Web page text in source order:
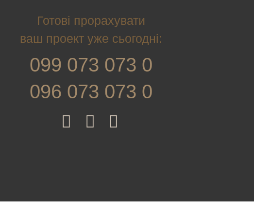
Готові прорахувати
ваш проект уже сьогодні:
099 073 073 0
096 073 073 0